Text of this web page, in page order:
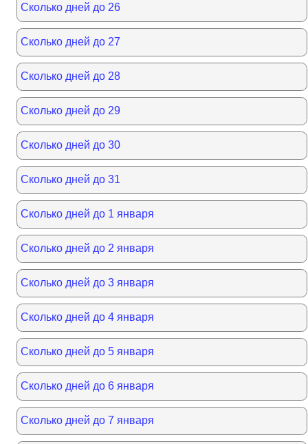
Сколько дней до 26
Сколько дней до 27
Сколько дней до 28
Сколько дней до 29
Сколько дней до 30
Сколько дней до 31
Сколько дней до 1 января
Сколько дней до 2 января
Сколько дней до 3 января
Сколько дней до 4 января
Сколько дней до 5 января
Сколько дней до 6 января
Сколько дней до 7 января